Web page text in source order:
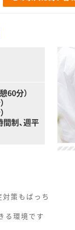
60分）
制、週平
策もばっち
る環境です